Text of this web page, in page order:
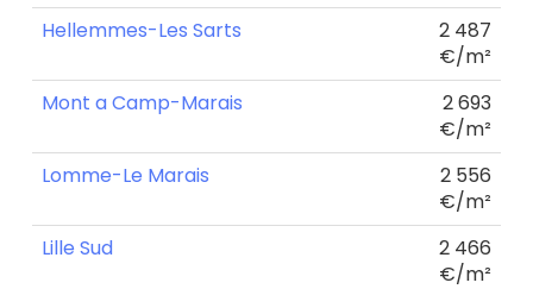
Hellemmes-Les Sarts
2 487
€/m²
Mont a Camp-Marais
2 693
€/m²
Lomme-Le Marais
2 556
€/m²
Lille Sud
2 466
€/m²